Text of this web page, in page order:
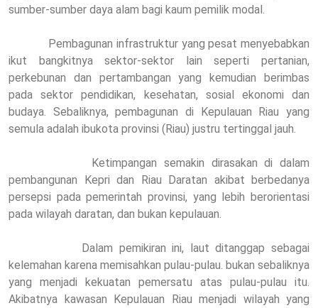
sumber-sumber daya alam bagi kaum pemilik modal.
Pembagunan infrastruktur yang pesat menyebabkan
ikut bangkitnya sektor-sektor lain seperti pertanian,
perkebunan dan pertambangan yang kemudian berimbas
pada sektor pendidikan, kesehatan, sosial ekonomi dan
budaya. Sebaliknya, pembagunan di Kepulauan Riau yang
semula adalah ibukota provinsi (Riau) justru tertinggal jauh.
Ketimpangan semakin dirasakan di dalam
pembangunan Kepri dan Riau Daratan akibat berbedanya
persepsi pada pemerintah provinsi, yang lebih berorientasi
pada wilayah daratan, dan bukan kepulauan.
Dalam pemikiran ini, laut ditanggap sebagai
kelemahan karena memisahkan pulau-pulau. bukan sebaliknya
yang menjadi kekuatan pemersatu atas pulau-pulau itu.
Akibatnya kawasan Kepulauan Riau menjadi wilayah yang